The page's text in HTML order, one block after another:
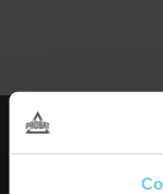
External
External
link: